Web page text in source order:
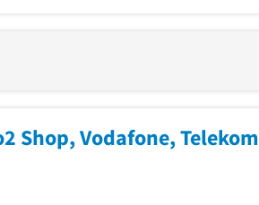
Shop, Vodafone, Telekom